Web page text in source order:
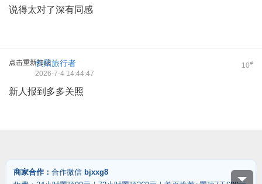
说得太对了深有同感
点击重新加载 10#
长阳旅行者
2026-7-4 14:44:47
新人报到多多关照
商家合作： 合作微信 bjxxg8